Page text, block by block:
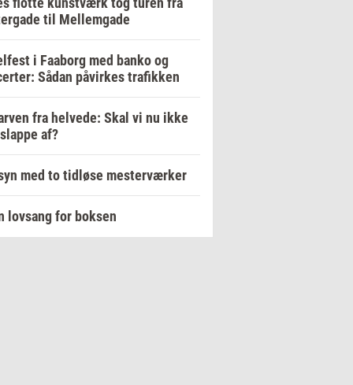
til Mellemgade
i Faaborg med banko og
Sådan påvirkes trafikken
fra helvede: Skal vi nu ikke
af?
med to tidløse mesterværker
lovsang for boksen